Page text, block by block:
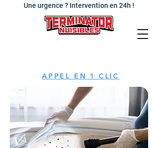
Une urgence ? Intervention en 24h !
APPEL EN 1 CLIC